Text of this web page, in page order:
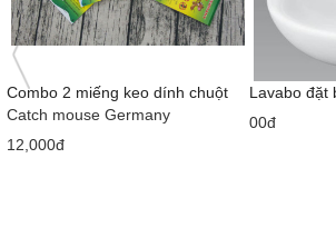
Combo 2 miếng keo dính chuột
Catch mouse Germany
12,000đ
Lavabo đặt
00đ